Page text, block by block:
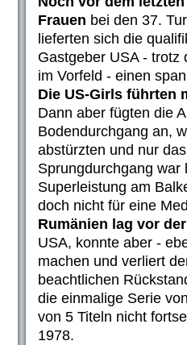
Frauen bei den 37.
lieferten sich die
Gastgeber USA - trotz
im Vorfeld - einen
Die US-Girls führten
Dann aber fügten die
Bodendurchgang an,
abstürzten und nur
Sprungdurchgang
Superleistung am
doch nicht für eine
Rumänien lag vor
USA, konnte aber -
machen und verliert
beachtlichen
die einmalige Serie
von 5 Titeln nicht
1978.